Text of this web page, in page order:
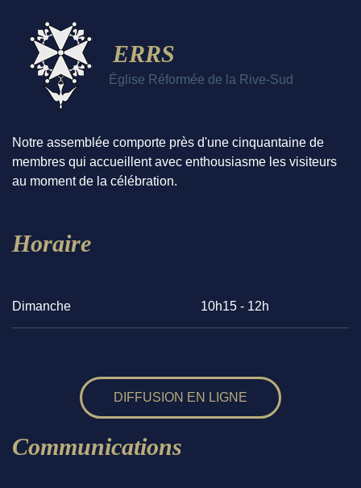
ERRS
Église Réformée de la Rive-Sud
Notre assemblée comporte près d'une cinquantaine de
membres qui accueillent avec enthousiasme les visiteurs
au moment de la célébration.
Horaire
Dimanche 10h15 - 12h
DIFFUSION EN LIGNE
Communications